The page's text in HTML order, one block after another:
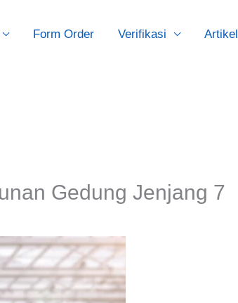
Form Order Verifikasi Artikel
Gedung Jenjang 7